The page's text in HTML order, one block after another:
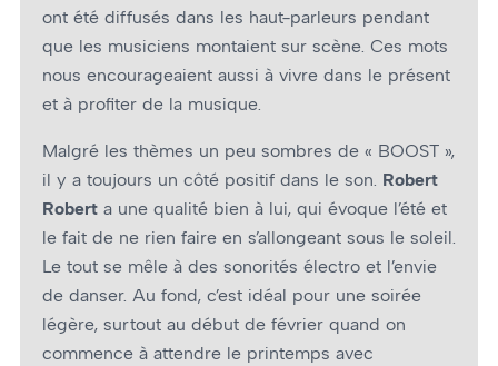
ont été diffusés dans les haut-parleurs pendant
que les musiciens montaient sur scène. Ces mots
nous encourageaient aussi à vivre dans le présent
et à profiter de la musique.
Malgré les thèmes un peu sombres de « BOOST »,
il y a toujours un côté positif dans le son. Robert
Robert a une qualité bien à lui, qui évoque l’été et
le fait de ne rien faire en s’allongeant sous le soleil.
Le tout se mêle à des sonorités électro et l’envie
de danser. Au fond, c’est idéal pour une soirée
légère, surtout au début de février quand on
commence à attendre le printemps avec